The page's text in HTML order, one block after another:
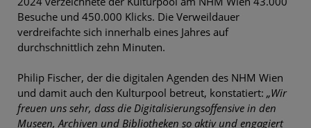
Besuche und 450.000 Klicks. Die Verweildauer
verdreifachte sich innerhalb eines Jahres auf
durchschnittlich zehn Minuten.
Philip Fischer, der die digitalen Agenden des NHM Wien
und damit auch den Kulturpool betreut, konstatiert: „Wir
freuen uns sehr, dass die Digitalisierungsoffensive in den
Museen, Archiven und Bibliotheken so aktiv und engagiert